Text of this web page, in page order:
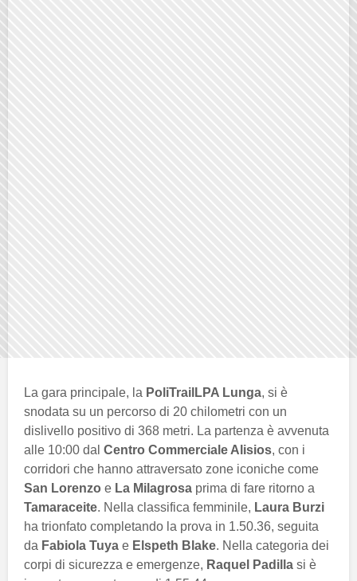
La gara principale, la PoliTrailLPA Lunga, si è
snodata su un percorso di 20 chilometri con un
dislivello positivo di 368 metri. La partenza è avvenuta
alle 10:00 dal Centro Commerciale Alisios, con i
corridori che hanno attraversato zone iconiche come
San Lorenzo e La Milagrosa prima di fare ritorno a
Tamaraceite. Nella classifica femminile, Laura Burzi
ha trionfato completando la prova in 1.50.36, seguita
da Fabiola Tuya e Elspeth Blake. Nella categoria dei
corpi di sicurezza e emergenze, Raquel Padilla si è